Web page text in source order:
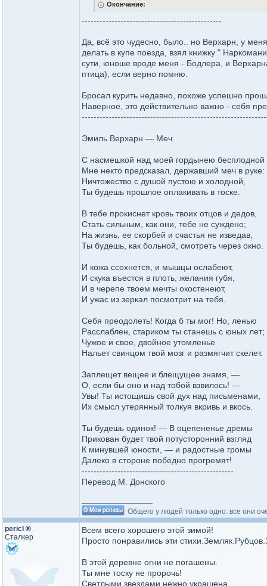
Окончание:
-----------------------------------------------
Да, всё это чудесно, было.. но Верхарн, у
делать в купе поезда, взял книжку "
сути, юноше вроде меня - Бодлера, и
птица), если верно помню.
Бросал курить недавно, похоже успешно
Наверное, это действительно важно - себя
Эмиль Верхарн — Меч.
С насмешкой над моей гордынею бесплодной
Мне некто предсказал, державший меч в руке:
Ничтожество с душой пустою и холодной,
Ты будешь прошлое оплакивать в тоске.
В тебе прокиснет кровь твоих отцов и дедов,
Стать сильным, как они, тебе не суждено;
На жизнь, ее скорбей и счастья не изведав,
Ты будешь, как больной, смотреть через окно.
И кожа ссохнется, и мышцы ослабеют,
И скука въестся в плоть, желания губя,
И в черепе твоем мечты окостенеют,
И ужас из зеркал посмотрит на тебя.
Себя преодолеть! Когда б ты мог! Но, ленью
Расслаблен, стариком ты станешь с юных лет;
Чужое и свое, двойное утомленье
Нальет свинцом твой мозг и размягчит скелет.
Заплещет вещее и блещущее знамя, —
О, если бы оно и над тобой взвилось! —
Увы! Ты истощишь свой дух над письменами,
Их смысл утерянный толкуя вкривь и вкось.
Ты будешь одинок! — В оцепененье дремы
Прикован будет твой потусторонний взгляд
К минувшей юности, — и радостные громы
Далеко в стороне победно прогремят!
---------------------------------------------------
Перевод М. Донского
Общего у людей только одно: все они
pericl ®
Сталкер
Всем всего хорошего этой зимой!
Просто понравились эти
В этой деревне огни не погашены.
Ты мне тоску не пророчь!
Светлыми звездами нежно украшена